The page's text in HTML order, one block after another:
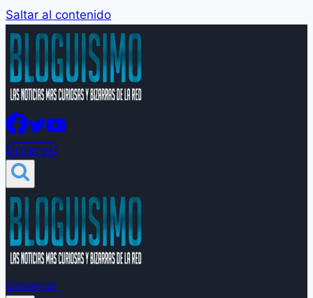
Saltar al contenido
Groleros!
Groleros!